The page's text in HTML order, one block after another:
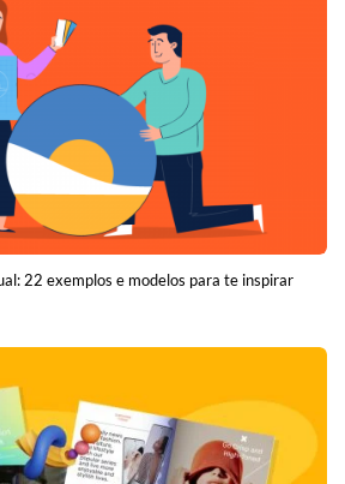
22 exemplos e modelos para te inspirar